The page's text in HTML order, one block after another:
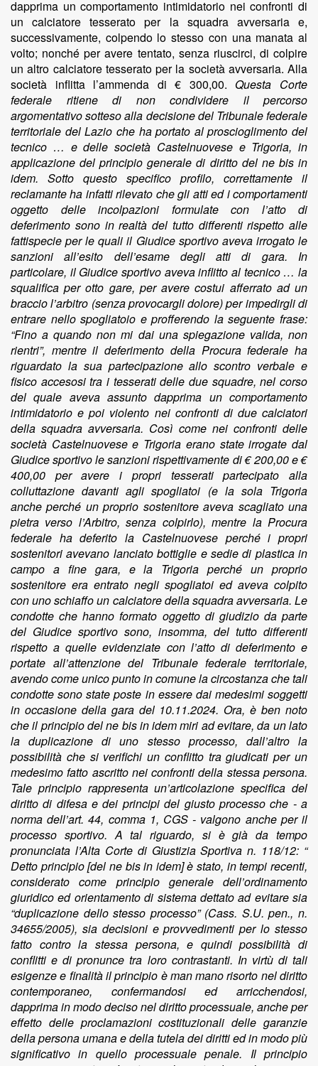
dapprima un comportamento intimidatorio nei confronti di
un calciatore tesserato per la squadra avversaria e,
successivamente, colpendo lo stesso con una manata al
volto; nonché per avere tentato, senza riuscirci, di colpire
un altro calciatore tesserato per la società avversaria. Alla
società inflitta l’ammenda di € 300,00. Questa Corte
federale ritiene di non condividere il percorso
argomentativo sotteso alla decisione del Tribunale federale
territoriale del Lazio che ha portato al proscioglimento del
tecnico … e delle società Castelnuovese e Trigoria, in
applicazione del principio generale di diritto del ne bis in
idem. Sotto questo specifico profilo, correttamente il
reclamante ha infatti rilevato che gli atti ed i comportamenti
oggetto delle incolpazioni formulate con l’atto di
deferimento sono in realtà del tutto differenti rispetto alle
fattispecie per le quali il Giudice sportivo aveva irrogato le
sanzioni all’esito dell’esame degli atti di gara. In
particolare, il Giudice sportivo aveva inflitto al tecnico … la
squalifica per otto gare, per avere costui afferrato ad un
braccio l’arbitro (senza provocargli dolore) per impedirgli di
entrare nello spogliatoio e profferendo la seguente frase:
“Fino a quando non mi dai una spiegazione valida, non
rientri”, mentre il deferimento della Procura federale ha
riguardato la sua partecipazione allo scontro verbale e
fisico accesosi tra i tesserati delle due squadre, nel corso
del quale aveva assunto dapprima un comportamento
intimidatorio e poi violento nei confronti di due calciatori
della squadra avversaria. Così come nei confronti delle
società Castelnuovese e Trigoria erano state irrogate dal
Giudice sportivo le sanzioni rispettivamente di€200,00 e€
400,00 per avere i propri tesserati partecipato alla
colluttazione davanti agli spogliatoi (e la sola Trigoria
anche perché un proprio sostenitore aveva scagliato una
pietra verso l’Arbitro, senza colpirlo), mentre la Procura
federale ha deferito la Castelnuovese perché i propri
sostenitori avevano lanciato bottiglie e sedie di plastica in
campo a fine gara, e la Trigoria perché un proprio
sostenitore era entrato negli spogliatoi ed aveva colpito
con uno schiaffo un calciatore della squadra avversaria. Le
condotte che hanno formato oggetto di giudizio da parte
del Giudice sportivo sono, insomma, del tutto differenti
rispetto a quelle evidenziate con l’atto di deferimento e
portate all’attenzione del Tribunale federale territoriale,
avendo come unico punto in comune la circostanza che tali
condotte sono state poste in essere dai medesimi soggetti
in occasione della gara del 10.11.2024. Ora, è ben noto
che il principio del ne bis in idem miri ad evitare, da un lato
la duplicazione di uno stesso processo, dall’altro la
possibilità che si verifichi un conflitto tra giudicati per un
medesimo fatto ascritto nei confronti della stessa persona.
Tale principio rappresenta un’articolazione specifica del
diritto di difesa e dei principi del giusto processo che - a
norma dell’art. 44, comma 1, CGS - valgono anche per il
processo sportivo. A tal riguardo, si è già da tempo
pronunciata l’Alta Corte di Giustizia Sportiva n. 118/12: “
Detto principio [del ne bis in idem] è stato, in tempi recenti,
considerato come principio generale dell’ordinamento
giuridico ed orientamento di sistema dettato ad evitare sia
“duplicazione dello stesso processo” (Cass. S.U. pen., n.
34655/2005), sia decisioni e provvedimenti per lo stesso
fatto contro la stessa persona, e quindi possibilità di
conflitti e di pronunce tra loro contrastanti. In virtù di tali
esigenze e finalità il principio è man mano risorto nel diritto
contemporaneo, confermandosi ed arricchendosi,
dapprima in modo deciso nel diritto processuale, anche per
effetto delle proclamazioni costituzionali delle garanzie
della persona umana e della tutela dei diritti ed in modo più
significativo in quello processuale penale. Il principio